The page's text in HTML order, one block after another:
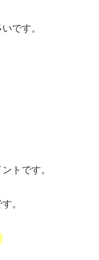
です。
トです。
。